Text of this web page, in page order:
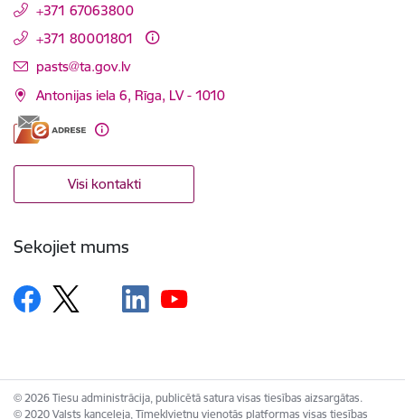
+371 67063800
+371 80001801
E-pasts:
pasts@ta.gov.lv
Antonijas iela 6, Rīga, LV - 1010
Visi kontakti
Sekojiet mums
© 2026 Tiesu administrācija, publicētā satura visas tiesības aizsargātas.
© 2020 Valsts kanceleja, Tīmekļvietņu vienotās platformas visas tiesības